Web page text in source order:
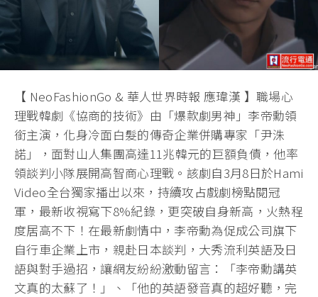
【 NeoFashionGo & 華人世界時報 應瑋漢 】職場心
理戰韓劇《協商的技術》由「爆款劇男神」李帝勳領
銜主演，化身冷面白髮的傳奇企業併購專家「尹洙
諾」，面對山人集團高達11兆韓元的巨額負債，他率
領談判小隊展開高智商心理戰。該劇自3月8日於Hami
Video全台獨家播出以來，持續攻占戲劇榜點閱冠
軍，最新收視寫下8%紀錄，更突破自身新高，火熱程
度居高不下！在最新劇情中，李帝勳為促成公司旗下
自行車企業上市，親赴日本談判，大秀流利英語及日
語與對手過招，讓網友紛紛激動留言：「李帝勳講英
文真的太蘇了！」、「他的英語發音真的超好聽，完